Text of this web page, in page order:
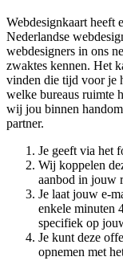
Webdesignkaart heeft
Nederlandse
webdesigners in ons
zwaktes kennen. Het
vinden die tijd voor je
welke bureaus ruimte
wij jou binnen
partner.
Je geeft via het
Wij koppelen
aanbod in jouw
Je laat jouw e-
enkele minuten
specifiek op
Je kunt deze
opnemen met